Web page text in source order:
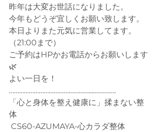
昨年は大変お世話になりました。
今年もどうぞ宜しくお願い致します。
本日よりまた元気に営業してます。
（21:00まで）
ご予約はHPかお電話からお願いします
🌿
よい一日を！
…………………………………………....………….
「心と身体を整え健康に」揉まない整
体
CS60-AZUMAYA-心カラダ整体